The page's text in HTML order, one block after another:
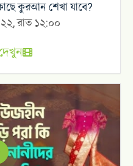
কুরআন শেখা যাবে?
রাত ১২:০০